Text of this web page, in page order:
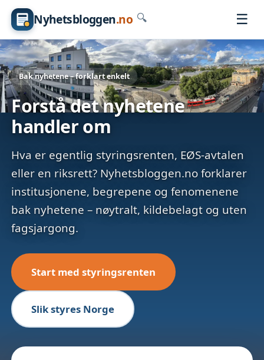
Nyhetsbloggen.no 🔍 ☰
Bak nyhetene – forklart enkelt
Forstå det nyhetene
handler om
Hva er egentlig styringsrenten, EØS-avtalen
eller en riksrett? Nyhetsbloggen.no forklarer
institusjonene, begrepene og fenomenene
bak nyhetene – nøytralt, kildebelagt og uten
fagsjargong.
Start med styringsrenten
Slik styres Norge